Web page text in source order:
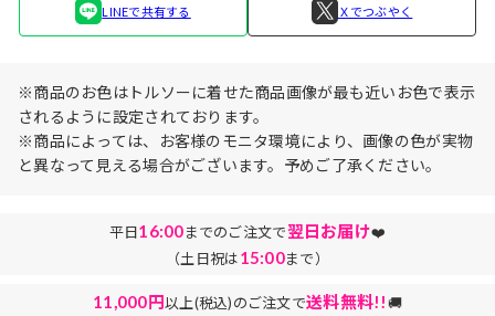
LINEで共有する Ｘでつぶやく
※商品のお色はトルソーに着せた商品画像が最も近いお色で表示
されるように設定されております。
※商品によっては、お客様のモニタ環境により、画像の色が実物
と異なって見える場合がございます。予めご了承ください。
平日16:00までのご注文で翌日お届け❤️
（土日祝は15:00まで）
11,000円以上(税込)のご注文で送料無料!!🚚